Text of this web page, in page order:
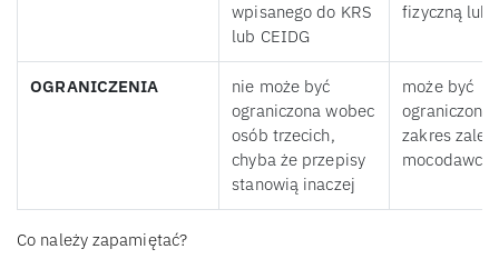
wpisanego do KRS
lub CEIDG
fizyczną lub
OGRANICZENIA
nie może być
ograniczona wobec
osób trzecich,
chyba że przepisy
stanowią inaczej
może być
zakres
mocodawcy
Co należy zapamiętać?